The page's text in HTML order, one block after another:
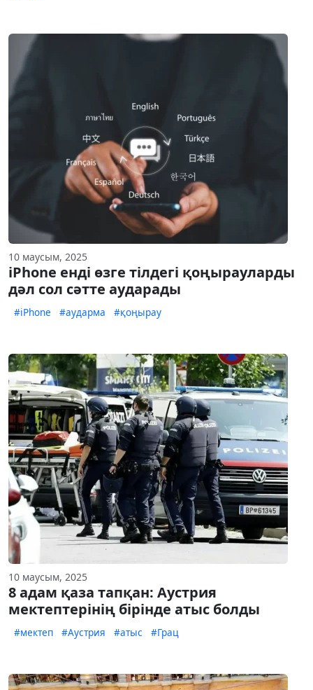
10 маусым, 2025
iPhone енді өзге тілдегі қоңырауларды
дәл сол сәтте аударады
#iPhone #аударма #қоңырау
10 маусым, 2025
8 адам қаза тапқан: Аустрия
мектептерінің бірінде атыс болды
#мектеп #Аустрия #атыс #Грац